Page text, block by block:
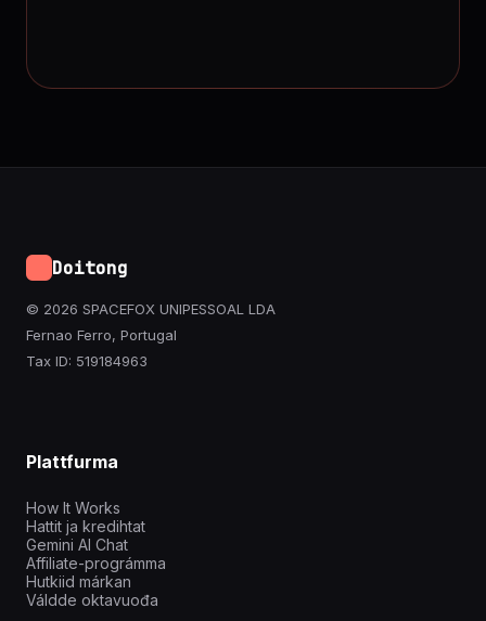
Doitong
© 2026 SPACEFOX UNIPESSOAL LDA
Fernao Ferro, Portugal
Tax ID: 519184963
Plattfurma
How It Works
Hattit ja kredihtat
Gemini AI Chat
Affiliate-prográmma
Hutkiid márkan
Váldde oktavuođa